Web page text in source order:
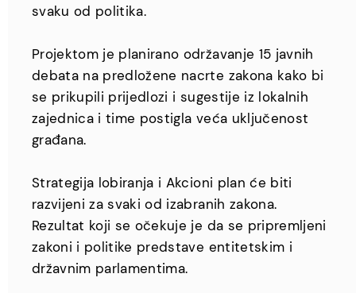
svaku od politika.
Projektom je planirano održavanje 15 javnih
debata na predložene nacrte zakona kako bi
se prikupili prijedlozi i sugestije iz lokalnih
zajednica i time postigla veća uključenost
građana.
Strategija lobiranja i Akcioni plan će biti
razvijeni za svaki od izabranih zakona.
Rezultat koji se očekuje je da se pripremljeni
zakoni i politike predstave entitetskim i
državnim parlamentima.